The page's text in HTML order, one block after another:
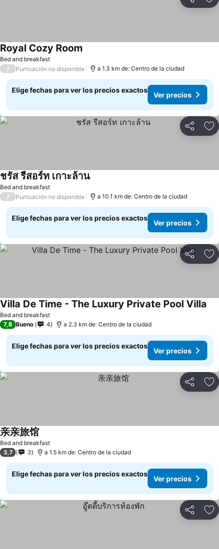
Compartir
Bed and breakfast
Royal Cozy Room
/ Puntuación no disponible a 1.3 km de: Centro de la ciudad
Elige fechas para ver los precios exactos
Ver precios
Compartir
Bed and breakfast
ชรัส รีสอร์ท เกาะล้าน
/ Puntuación no disponible a 10.1 km de: Centro de la ciudad
Elige fechas para ver los precios exactos
Ver precios
Compartir
Bed and breakfast
Villa De Time - The Luxury Private Pool Villa
7,8 Bueno 4 a 2.3 km de: Centro de la ciudad
Elige fechas para ver los precios exactos
Ver precios
Compartir
Bed and breakfast
亲亲旅馆
3,7 3 a 1.5 km de: Centro de la ciudad
Elige fechas para ver los precios exactos
Ver precios
Compartir